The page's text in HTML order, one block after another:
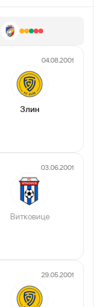
04.08.2001
Злин
03.06.2001
Витковице
29.05.2001